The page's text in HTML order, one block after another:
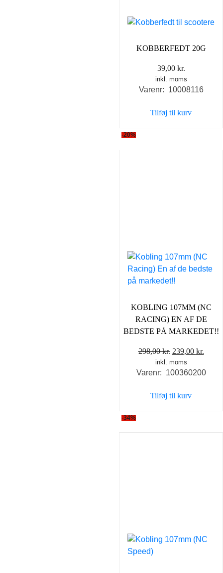
KOBBERFEDT 20G
39,00 kr.
inkl. moms
Varenr: 10008116
Tilføj til kurv
-20%
KOBLING 107MM (NC
RACING) EN AF DE
BEDSTE PÅ MARKEDET!!
298,00kr. Den
oprindelige
pris
298,00 kr..
239,00 kr.
pris
inkl. moms
Varenr: 100360200
Tilføj til kurv
-34%